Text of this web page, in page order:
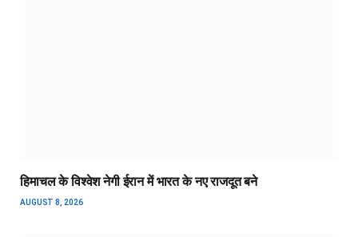
हिमाचल के विश्वेश नेगी ईरान में भारत के नए राजदूत बने
AUGUST 8, 2026